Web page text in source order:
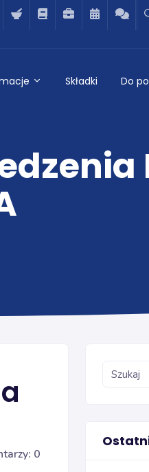
Składki Do
0